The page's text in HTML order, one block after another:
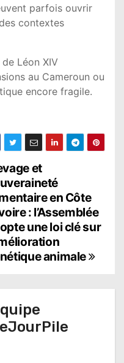
parfois ouvrir
contextes
de Léon XIV
au Cameroun ou
encore fragile.
et
en Côte
: l’Assemblée
une loi clé sur
animale